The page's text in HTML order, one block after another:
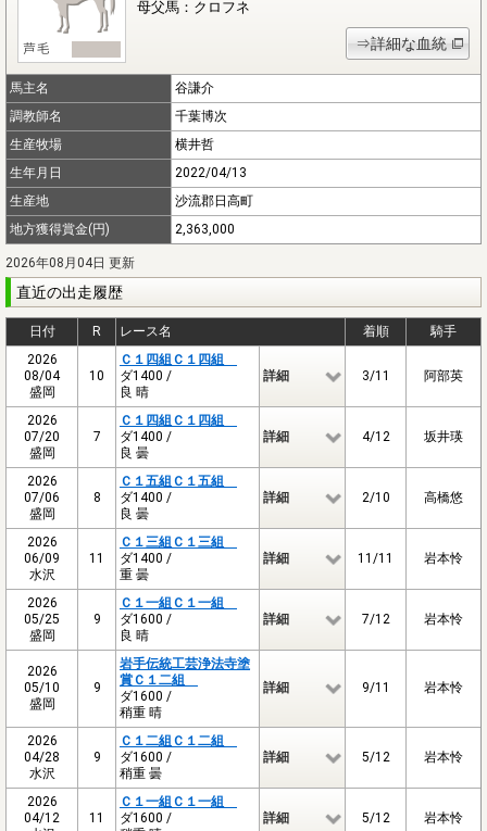
母父馬：クロフネ
⇒詳細な血統
馬主名
谷謙介
調教師名
千葉博次
生産牧場
横井哲
生年月日
2022/04/13
生産地
沙流郡日高町
地方獲得賞金(円)
2,363,000
2026年08月04日 更新
直近の出走履歴
日付 R レース名 着順
騎手
2026
08/04
盛岡
10
Ｃ１四組Ｃ１四組
ダ1400 /
良 晴
詳細 3/11 阿部英
2026
07/20
盛岡
7
Ｃ１四組Ｃ１四組
ダ1400 /
良 曇
詳細 4/12 坂井瑛
2026
07/06
盛岡
8
Ｃ１五組Ｃ１五組
ダ1400 /
良 曇
詳細 2/10 高橋悠
2026
06/09
水沢
11
Ｃ１三組Ｃ１三組
ダ1400 /
重 曇
詳細 11/11 岩本怜
2026
05/25
盛岡
9
Ｃ１一組Ｃ１一組
ダ1600 /
良 晴
詳細 7/12 岩本怜
2026
05/10
盛岡
9
岩手伝統工芸浄法寺塗
賞Ｃ１二組
ダ1600 /
稍重 晴
詳細 9/11 岩本怜
2026
04/28
水沢
9
Ｃ１二組Ｃ１二組
ダ1600 /
稍重 曇
詳細 5/12 岩本怜
2026
04/12
11
Ｃ１一組Ｃ１一組
ダ1600 /
詳細 5/12 岩本怜